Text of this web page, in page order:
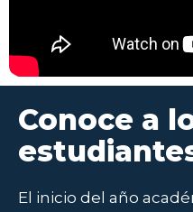
Conoce a
El inicio del año